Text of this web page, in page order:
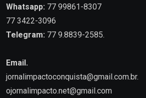
Whatsapp: 77 99861-8307
77 3422-3096
Telegram: 77 9.8839-2585.
Email.
jornalimpactoconquista@gmail.com.br.
ojornalimpacto.net@gmail.com